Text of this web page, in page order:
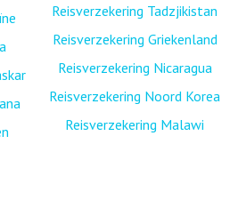
Reisverzekering Tadzjikistan
Reisverzekering Griekenland
Reisverzekering Nicaragua
Reisverzekering Noord Korea
Reisverzekering Malawi